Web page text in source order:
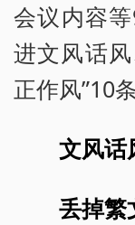
会议内容
进文风话
正作风”10
文风
丢掉繁